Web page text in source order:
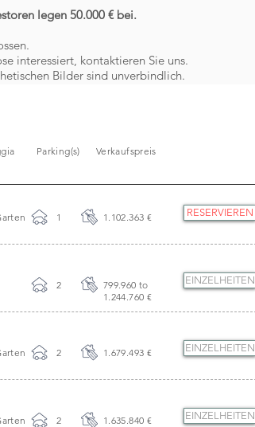
legen 50.000 € bei.
interessiert, kontaktieren Sie uns.
Bilder sind unverbindlich.
Parking(s) Verkaufspreis
1 1.102.363 € RESERVIEREN
2
799.960 to
1.244.760 €
EINZELHEITEN
2 1.679.493 € EINZELHEITEN
2 1.635.840 € EINZELHEITEN